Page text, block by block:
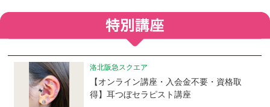
洛北阪急スクエア
【オンライン講座・入会金不要・資格取
得】耳つぼセラピスト講座